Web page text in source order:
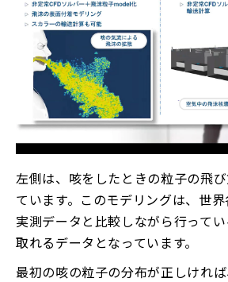
左側は、咳をしたときの粒子の飛
ています。このモデリングは、世
実測データと比較しながら行って
取れるデータとなっています。
最初の咳の粒子の分布が正しけれ